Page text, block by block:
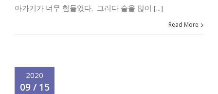
아가기가 너무 힘들었다. 그러다 술을 많이 [...]
Read More
2020
09 / 15